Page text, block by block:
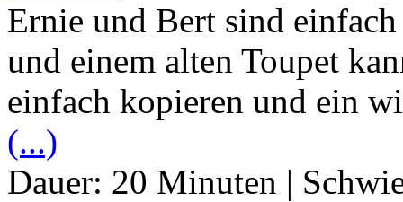
Ernie und Bert sind
und einem alten Toupet
einfach kopieren und ein
(...)
Dauer: 20 Minuten |